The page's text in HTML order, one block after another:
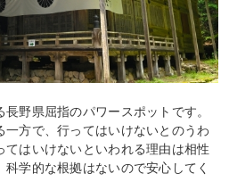
野県屈指のパワースポットです。
方で、行ってはいけないとのうわ
はいけないといわれる理由は相性
学的な根拠はないので安心してく